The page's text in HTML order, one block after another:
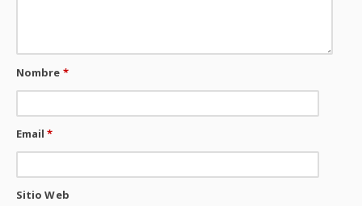
Nombre *
Email*
Sitio Web